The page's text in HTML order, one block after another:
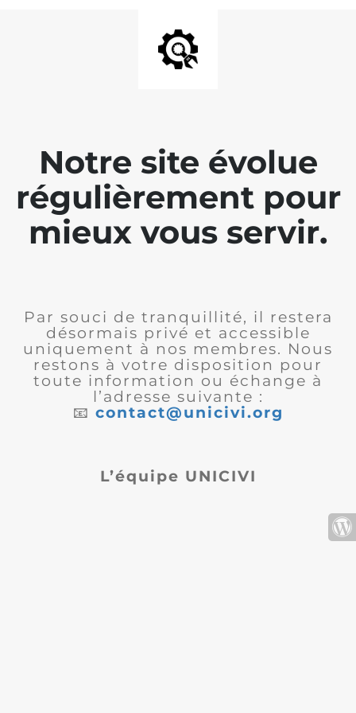
Notre site évolue
régulièrement pour
mieux vous servir.
Par souci de tranquillité, il restera
désormais privé et accessible
uniquement à nos membres. Nous
restons à votre disposition pour
toute information ou échange à
l’adresse suivante :
📧 contact@unicivi.org
L’équipe UNICIVI